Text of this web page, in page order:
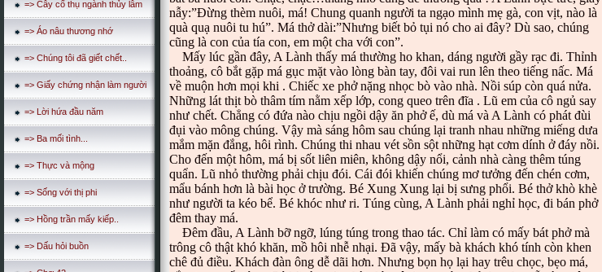
=> Cây cổ thụ ngành thủy lâm
=> Áo nâu thương nhớ
=> Chúng tôi đã giết chết..
=> Giấy chứng nhận làm người
=> Lời hứa đầu năm
=> Ba mối tình...
=> Thực và mộng
=> Sống với thị phi
=> Hồng trần mấy kiếp..
=> Dấu hỏi buồn
nẫy:”Đừng thèm nuôi, má! Chung quanh người ta ngạo mình mẹ gà, con vịt, nào là
quà quạ nuôi tu hú”. Má thở dài:”Nhưng biết bỏ tụi nó cho ai đây? Dù sao, chúng
cũng là con của tía con, em một cha với con”.
Mấy lúc gần đây, A Lành thấy má thường ho khan, dáng người gầy rạc đi. Thỉnh
thoảng, cô bắt gặp má gục mặt vào lòng bàn tay, đôi vai run lên theo tiếng nấc. Má
về muộn hơn mọi khi . Chiếc xe phở nặng nhọc bò vào nhà. Nồi súp còn quá nửa.
Những lát thịt bò thâm tím nằm xếp lớp, cong queo trên đĩa . Lũ em của cô ngủ say
như chết. Chẳng có đứa nào chịu ngồi dậy ăn phở ế, dù má và A Lành có phát đùi
đụi vào mông chúng. Vậy mà sáng hôm sau chúng lại tranh nhau những miếng dưa
mắm mặn đắng, hôi rình. Chúng thi nhau vét sồn sột những hạt cơm dính ở đáy nồi.
Cho đến một hôm, má bị sốt liên miên, không dậy nổi, cảnh nhà càng thêm túng
quẩn. Lũ nhỏ thường phải chịu đói. Cái đói khiến chúng mơ tưởng đến chén cơm,
mẩu bánh hơn là bài học ở trường. Bé Xung Xung lại bị sưng phổi. Bé thở khò khè
như người ta kéo bể. Bé khóc như ri. Túng cùng, A Lành phải nghỉ học, đi bán phở
đêm thay má.
Đêm đầu, A Lành bỡ ngỡ, lúng túng trong thao tác. Chỉ làm có mấy bát phở mà
trông cô thật khó khăn, mồ hôi nhễ nhại. Đã vậy, mấy bà khách khó tính còn khen
chê đủ điều. Khách đàn ông dễ dãi hơn. Nhưng bọn họ lại hay trêu chọc, bẹo má,